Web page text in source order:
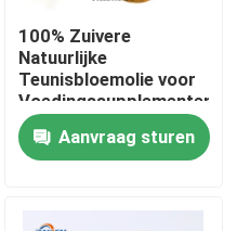
100% Zuivere
Natuurlijke
Teunisbloemolie voor
Voedingssupplementen,
Huidverzorging en
Persoonlijke
Verzorgingsproducten
Aanvraag sturen